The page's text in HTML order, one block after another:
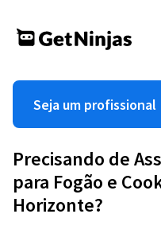
Seja um profissional
Precisando de
para Fogão e
Horizonte?